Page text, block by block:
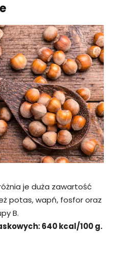
je duża zawartość
potas, wapń, fosfor oraz
B.
640 kcal/100 g.